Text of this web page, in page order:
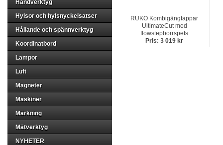
Handverktyg
Hylsor och hylsnyckelsatser
Hållande och spännverktyg
Koordinatbord
Lampor
Luft
Magneter
Maskiner
Märkning
Mätverktyg
NYHETER
RUKO Kombigängtappar
UltimateCut med
flowstepborrspets
Pris: 3 019 kr